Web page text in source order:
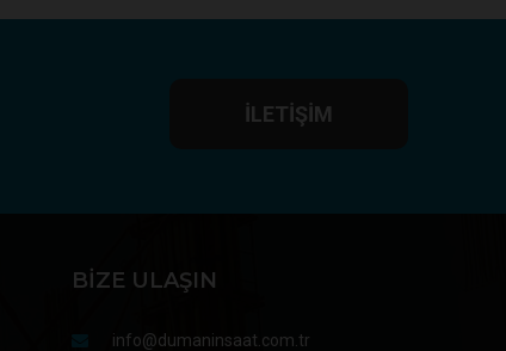
İLETIŞIM
BIZE ULAŞIN
info@dumaninsaat.com.tr